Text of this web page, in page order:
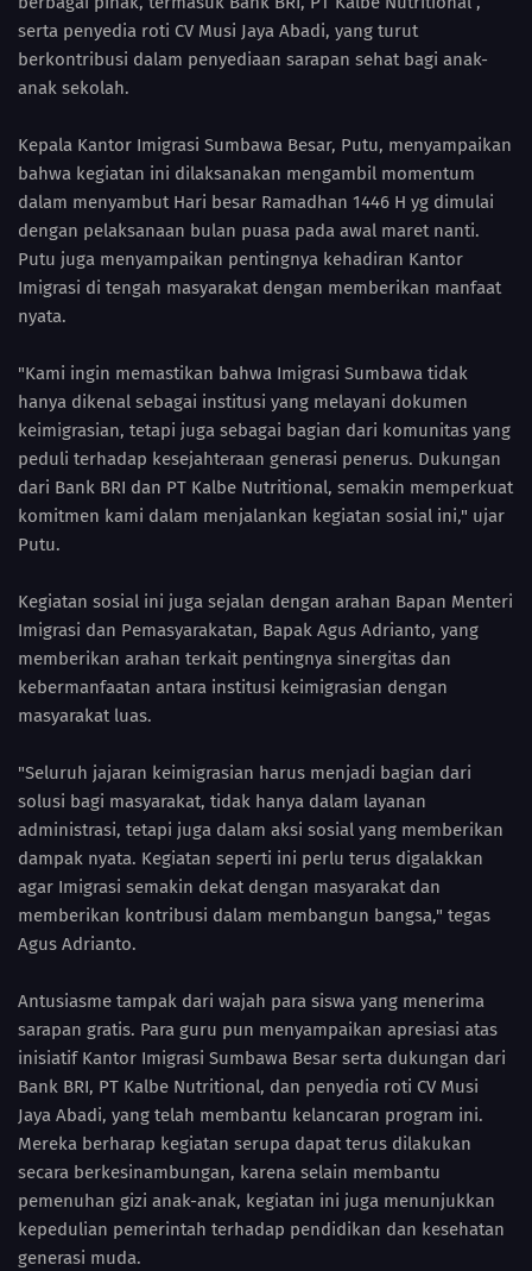
serta penyedia roti CV Musi Jaya Abadi, yang turut
berkontribusi dalam penyediaan sarapan sehat bagi anak-
anak sekolah.
Kepala Kantor Imigrasi Sumbawa Besar, Putu, menyampaikan
bahwa kegiatan ini dilaksanakan mengambil momentum
dalam menyambut Hari besar Ramadhan 1446 H yg dimulai
dengan pelaksanaan bulan puasa pada awal maret nanti.
Putu juga menyampaikan pentingnya kehadiran Kantor
Imigrasi di tengah masyarakat dengan memberikan manfaat
nyata.
"Kami ingin memastikan bahwa Imigrasi Sumbawa tidak
hanya dikenal sebagai institusi yang melayani dokumen
keimigrasian, tetapi juga sebagai bagian dari komunitas yang
peduli terhadap kesejahteraan generasi penerus. Dukungan
dari Bank BRI dan PT Kalbe Nutritional, semakin memperkuat
komitmen kami dalam menjalankan kegiatan sosial ini," ujar
Putu.
Kegiatan sosial ini juga sejalan dengan arahan Bapan Menteri
Imigrasi dan Pemasyarakatan, Bapak Agus Adrianto, yang
memberikan arahan terkait pentingnya sinergitas dan
kebermanfaatan antara institusi keimigrasian dengan
masyarakat luas.
"Seluruh jajaran keimigrasian harus menjadi bagian dari
solusi bagi masyarakat, tidak hanya dalam layanan
administrasi, tetapi juga dalam aksi sosial yang memberikan
dampak nyata. Kegiatan seperti ini perlu terus digalakkan
agar Imigrasi semakin dekat dengan masyarakat dan
memberikan kontribusi dalam membangun bangsa," tegas
Agus Adrianto.
Antusiasme tampak dari wajah para siswa yang menerima
sarapan gratis. Para guru pun menyampaikan apresiasi atas
inisiatif Kantor Imigrasi Sumbawa Besar serta dukungan dari
Bank BRI, PT Kalbe Nutritional, dan penyedia roti CV Musi
Jaya Abadi, yang telah membantu kelancaran program ini.
Mereka berharap kegiatan serupa dapat terus dilakukan
secara berkesinambungan, karena selain membantu
pemenuhan gizi anak-anak, kegiatan ini juga menunjukkan
kepedulian pemerintah terhadap pendidikan dan kesehatan
generasi muda.